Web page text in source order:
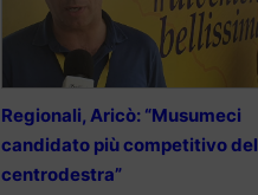
Regionali, Aricò: “Musumeci
candidato più competitivo del
centrodestra”